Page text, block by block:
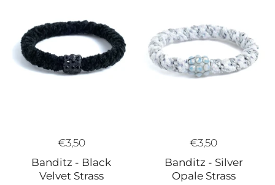
€3,50
Banditz - Black
Velvet Strass
€3,50
Banditz - Silver
Opale Strass